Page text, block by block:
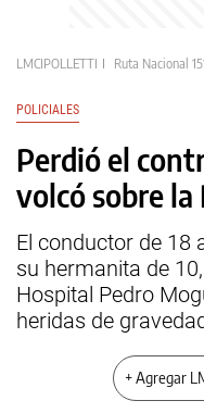
LMCIPOLLETTI Ruta Nacional
POLICIALES
Perdió el
volcó sobre la
El conductor de 18
su hermanita de
Hospital Pedro
heridas de
+ Agregar